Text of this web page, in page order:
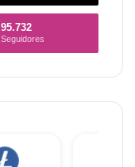
95.732
Seguidores